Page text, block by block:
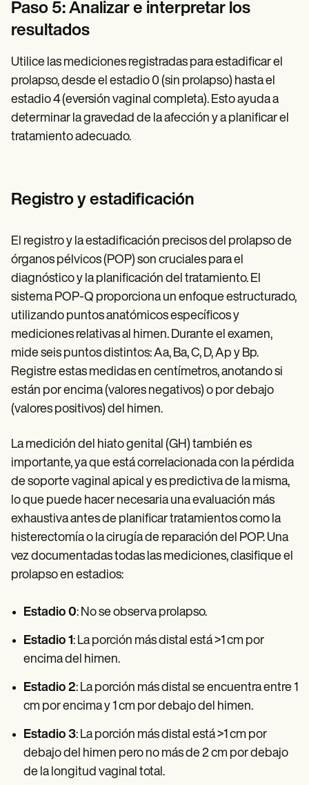
Paso 5: Analizar e interpretar los
resultados
Utilice las mediciones registradas para estadificar el
prolapso, desde el estadio 0 (sin prolapso) hasta el
estadio 4 (eversión vaginal completa). Esto ayuda a
determinar la gravedad de la afección y a planificar el
tratamiento adecuado.
Registro y estadificación
El registro y la estadificación precisos del prolapso de
órganos pélvicos (POP) son cruciales para el
diagnóstico y la planificación del tratamiento. El
sistema POP-Q proporciona un enfoque estructurado,
utilizando puntos anatómicos específicos y
mediciones relativas al himen. Durante el examen,
mide seis puntos distintos: Aa, Ba, C, D, Ap y Bp.
Registre estas medidas en centímetros, anotando si
están por encima (valores negativos) o por debajo
(valores positivos) del himen.
La medición del hiato genital (GH) también es
importante, ya que está correlacionada con la pérdida
de soporte vaginal apical y es predictiva de la misma,
lo que puede hacer necesaria una evaluación más
exhaustiva antes de planificar tratamientos como la
histerectomía o la cirugía de reparación del POP. Una
vez documentadas todas las mediciones, clasifique el
prolapso en estadios:
Estadio 0: No se observa prolapso.
Estadio 1: La porción más distal está >1 cm por
encima del himen.
Estadio 2: La porción más distal se encuentra entre 1
cm por encima y 1 cm por debajo del himen.
Estadio 3: La porción más distal está >1 cm por
debajo del himen pero no más de 2 cm por debajo
de la longitud vaginal total.